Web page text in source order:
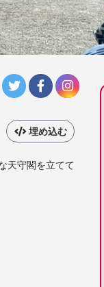
埋め込む
天守閣を立てて